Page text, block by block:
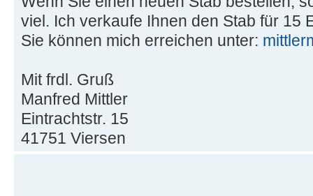
viel. Ich verkaufe Ihnen den Stab für 15
Sie können mich erreichen unter:
Mit frdl. Gruß
Manfred Mittler
Eintrachtstr. 15
41751 Viersen